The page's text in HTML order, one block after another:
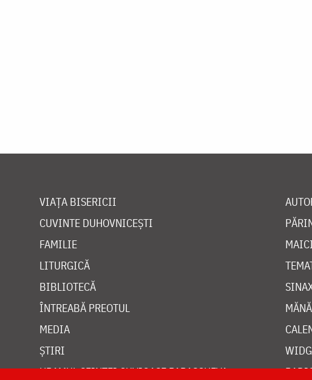
VIAȚA BISERICII
CUVINTE DUHOVNICEȘTI
FAMILIE
LITURGICĂ
BIBLIOTECĂ
ÎNTREABĂ PREOTUL
MEDIA
ȘTIRI
HRAMUL SFINTEI CUVIOASE PARASCHEVA